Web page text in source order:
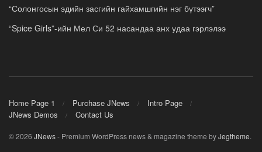
“Солонгосын эдийн засгийн гайхамшгийн нэг бүтээгч”
“Spice Girls”-ийн Мел Си 52 насандаа анх удаа гэрлэлээ
Home Page 1 Purchase JNews
Intro Page
JNews Demos
Contact Us
© 2026 JNews- Premium WordPress news & magazine theme byJegtheme.